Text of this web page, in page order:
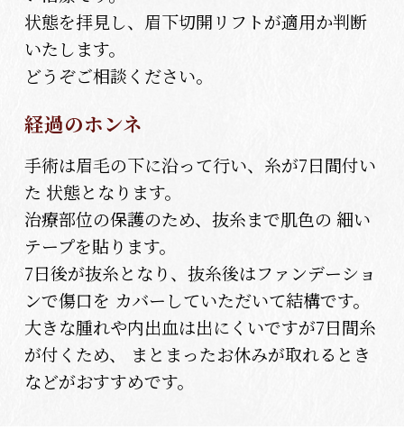
状態を拝見し、眉下切開リフトが適用か判断
いたします。
どうぞご相談ください。
経過のホンネ
手術は眉毛の下に沿って行い、糸が7日間付い
た 状態となります。
治療部位の保護のため、抜糸まで肌色の 細い
テープを貼ります。
7日後が抜糸となり、抜糸後はファンデーショ
ンで傷口を カバーしていただいて結構です。
大きな腫れや内出血は出にくいですが7日間糸
が付くため、 まとまったお休みが取れるとき
などがおすすめです。